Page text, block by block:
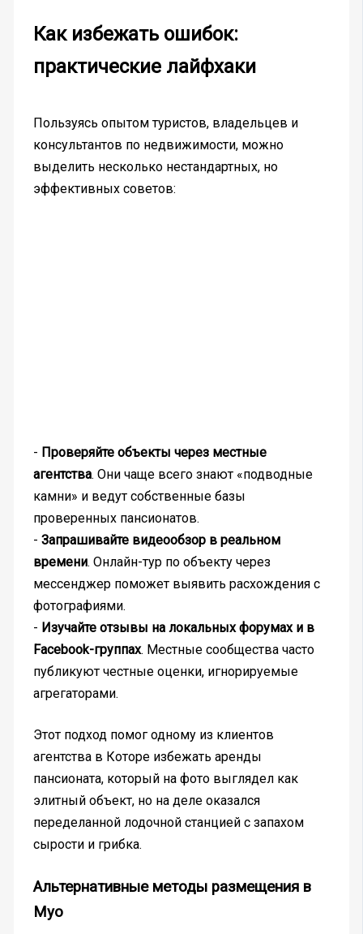
Как избежать ошибок:
практические лайфхаки
Пользуясь опытом туристов, владельцев и
консультантов по недвижимости, можно
выделить несколько нестандартных, но
эффективных советов:
- Проверяйте объекты через местные
агентства. Они чаще всего знают «подводные
камни» и ведут собственные базы
проверенных пансионатов.
- Запрашивайте видеообзор в реальном
времени. Онлайн-тур по объекту через
мессенджер поможет выявить расхождения с
фотографиями.
- Изучайте отзывы на локальных форумах и в
Facebook-группах. Местные сообщества часто
публикуют честные оценки, игнорируемые
агрегаторами.
Этот подход помог одному из клиентов
агентства в Которе избежать аренды
пансионата, который на фото выглядел как
элитный объект, но на деле оказался
переделанной лодочной станцией с запахом
сырости и грибка.
Альтернативные методы размещения в
Муо